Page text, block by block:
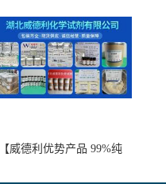
【威德利优势产品 99%纯